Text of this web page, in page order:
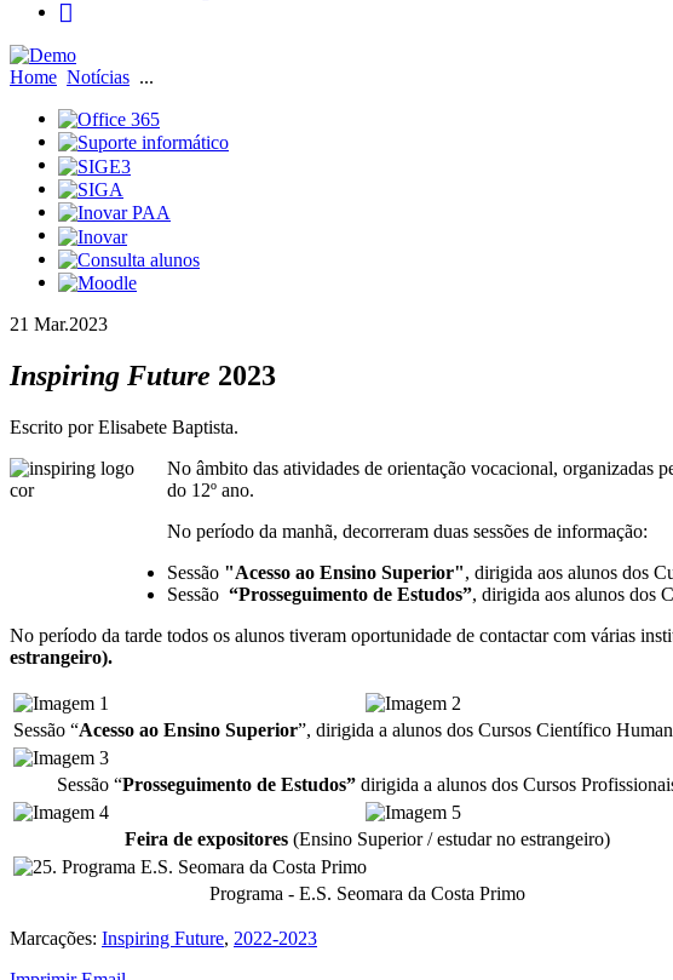
Home Notícias ...
21 Mar.2023
Inspiring Future 2023
Escrito por Elisabete Baptista.
No âmbito das atividades de orientação vocacional, organizadas
do 12º ano.
No período da manhã, decorreram duas sessões de informação:
Sessão "Acesso ao Ensino Superior", dirigida aos alunos dos
Sessão “Prosseguimento de Estudos”, dirigida aos alunos dos
No período da tarde todos os alunos tiveram oportunidade de contactar com várias
estrangeiro).
Sessão “Acesso ao Ensino Superior”, dirigida a alunos dos Cursos Científico
Sessão “Prosseguimento de Estudos”dirigida a alunos dos Cursos
Feira de expositores (Ensino Superior / estudar no estrangeiro)
Programa - E.S. Seomara da Costa Primo
Marcações: Inspiring Future, 2022-2023